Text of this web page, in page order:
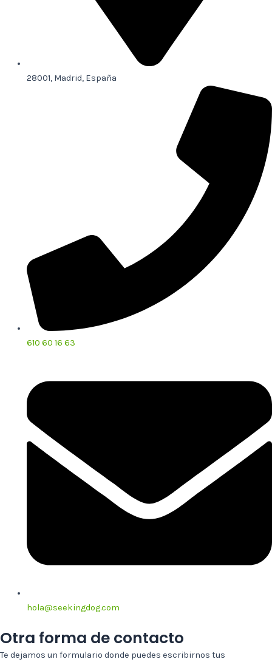
28001, Madrid, España
610 60 16 63
hola@seekingdog.com
Otra forma de contacto
Te dejamos un formulario donde puedes escribirnos tus